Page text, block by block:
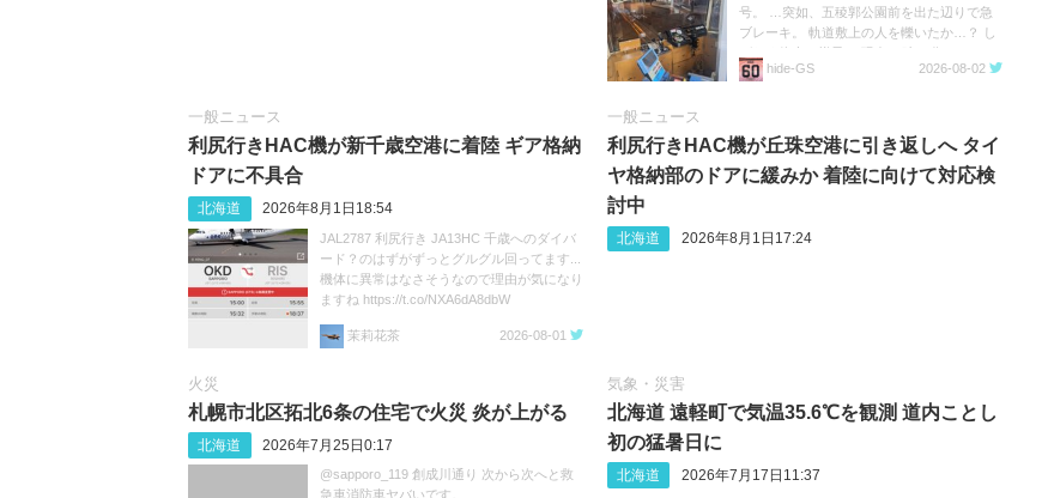
号。 …突如、五稜郭公園前を出た辺りで急
ブレーキ。 軌道敷上の人を轢いたか…？ し
ばらく停車の様子。 現在23時20分。
https://t.co/05MHqV1wVQ
hide‐GS 2026-08-02
一般ニュース
利尻行きHAC機が新千歳空港に着陸 ギア格納
ドアに不具合
北海道 2026年8月1日18:54
JAL2787 利尻行き JA13HC 千歳へのダイバ
ード？のはずがずっとグルグル回ってます...
機体に異常はなさそうなので理由が気になり
ますね https://t.co/NXA6dA8dbW
茉莉花茶 2026-08-01
一般ニュース
利尻行きHAC機が丘珠空港に引き返しへ タイ
ヤ格納部のドアに緩みか 着陸に向けて対応検
討中
北海道 2026年8月1日17:24
火災
札幌市北区拓北6条の住宅で火災 炎が上がる
北海道 2026年7月25日0:17
@sapporo_119 創成川通り 次から次へと救
急車消防車ヤバいです。
気象・災害
北海道 遠軽町で気温35.6℃を観測 道内ことし
初の猛暑日に
北海道 2026年7月17日11:37